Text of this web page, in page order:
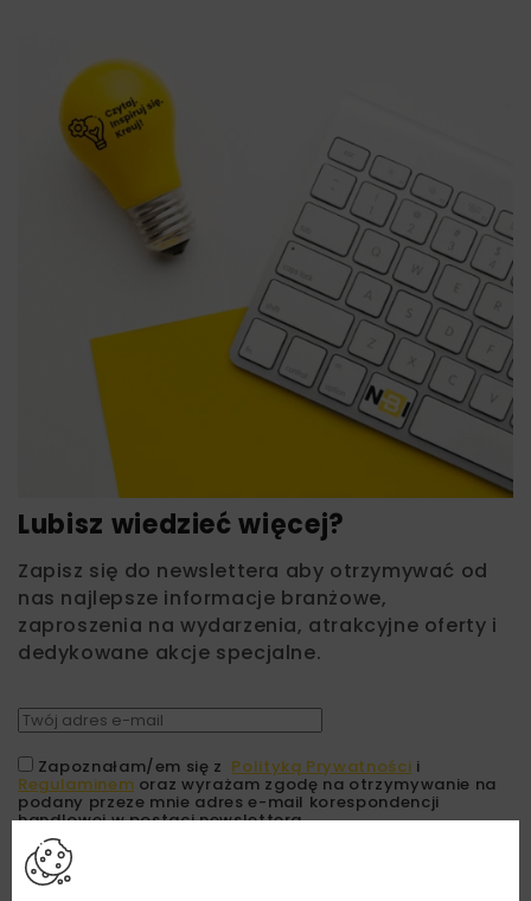
Lubisz wiedzieć więcej?
Zapisz się do newslettera aby otrzymywać od
nas najlepsze informacje branżowe,
zaproszenia na wydarzenia, atrakcyjne oferty i
dedykowane akcje specjalne.
Zapoznałam/em się z Polityką Prywatności i
Regulaminem oraz wyrażam zgodę na otrzymywanie na
podany przeze mnie adres e-mail korespondencji
handlowej w postaci newslettera.